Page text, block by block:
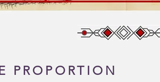
PROPORTION